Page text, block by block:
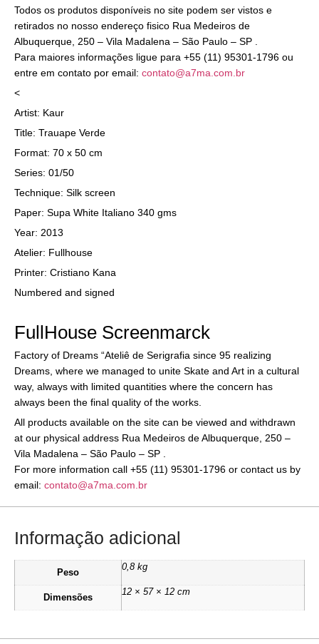
Todos os produtos disponíveis no site podem ser vistos e
retirados no nosso endereço fisico Rua Medeiros de
Albuquerque, 250 – Vila Madalena – São Paulo – SP .
Para maiores informações ligue para +55 (11) 95301-1796 ou
entre em contato por email: contato@a7ma.com.br
<
Artist: Kaur
Title: Trauape Verde
Format: 70 x 50 cm
Series: 01/50
Technique: Silk screen
Paper: Supa White Italiano 340 gms
Year: 2013
Atelier: Fullhouse
Printer: Cristiano Kana
Numbered and signed
FullHouse Screenmarck
Factory of Dreams “Ateliê de Serigrafia since 95 realizing
Dreams, where we managed to unite Skate and Art in a cultural
way, always with limited quantities where the concern has
always been the final quality of the works.
All products available on the site can be viewed and withdrawn
at our physical address Rua Medeiros de Albuquerque, 250 –
Vila Madalena – São Paulo – SP .
For more information call +55 (11) 95301-1796 or contact us by
email: contato@a7ma.com.br
Informação adicional
Peso
0,8 kg
Dimensões
12 × 57 × 12 cm